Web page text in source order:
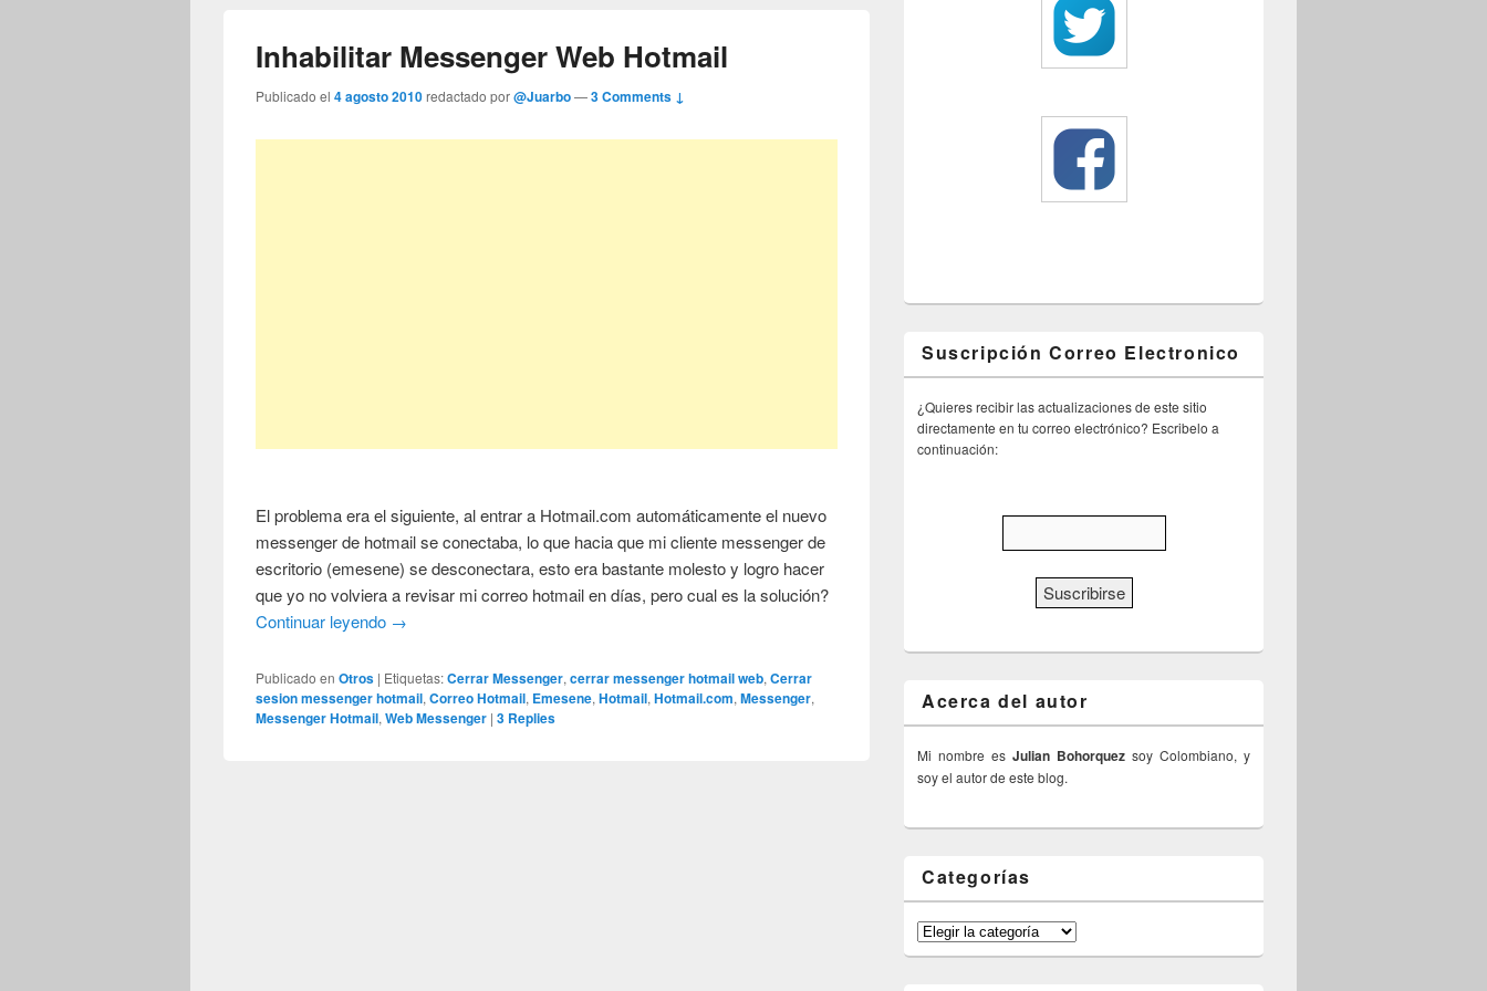
Inhabilitar Messenger Web Hotmail
Publicado el4 agosto 2010redactado por@Juarbo—3 Comments ↓
El problema era el siguiente, al entrar a Hotmail.com automáticamente el nuevo
messenger de hotmail se conectaba, lo que hacia que mi cliente messenger de
escritorio (emesene) se desconectara, esto era bastante molesto y logro hacer
que yo no volviera a revisar mi correo hotmail en días, pero cual es la solución?
Continuar leyendo →
Publicado en Otros | Etiquetas:Cerrar Messenger,cerrar messenger hotmail web,Cerrar
sesion messenger hotmail,Correo Hotmail, Emesene,Hotmail,Hotmail.com,Messenger,
Messenger Hotmail,Web Messenger |3 Replies
Suscripción Correo Electronico
¿Quieres recibir las actualizaciones de este sitio
directamente en tu correo electrónico? Escribelo a
continuación:
Acerca del autor
Mi nombre es Julian Bohorquez soy Colombiano, y
soy el autor de este blog.
Categorías
Categorías